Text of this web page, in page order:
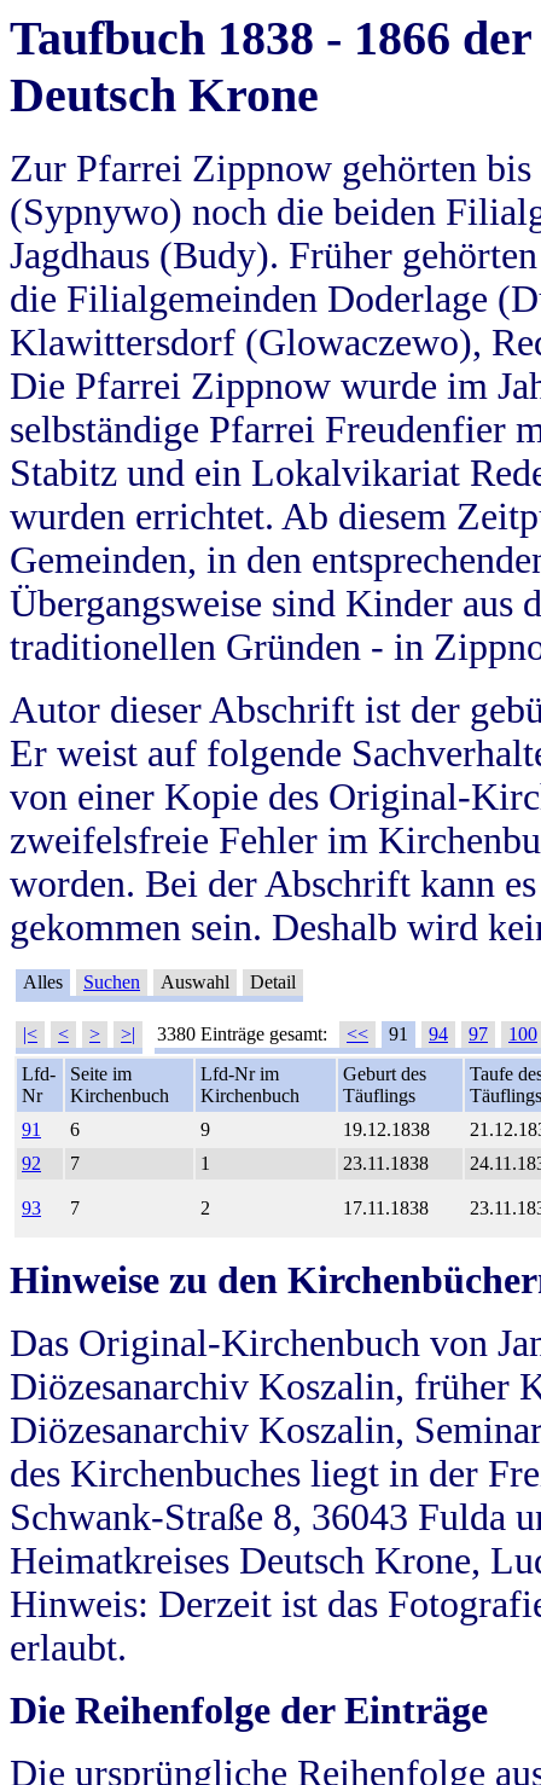
Taufbuch 1838 - 1866
Deutsch Krone
Zur Pfarrei Zippnow gehörten
(Sypnywo) noch die beiden
Jagdhaus (Budy). Früher
die Filialgemeinden Doderlage
Klawittersdorf (Glowaczewo),
Die Pfarrei Zippnow wurde im
selbständige Pfarrei Freudenfier
Stabitz und ein Lokalvikariat
wurden errichtet. Ab diesem
Gemeinden, in den
Übergangsweise sind Kinder aus
traditionellen Gründen - in
Autor dieser Abschrift ist der
Er weist auf folgende
von einer Kopie des Original-
zweifelsfreie Fehler im
worden. Bei der Abschrift kann
gekommen sein. Deshalb wird
Alles Suchen Auswahl Detail
|< < > >| 3380 Einträge gesamt: << 91 94 97
100
Lfd-
Nr
Seite im
Kirchenbuch
Lfd-Nr im
Kirchenbuch
Geburt des
Täuflings
Taufe
Täuflings
91
6 9 19.12.1838
92
7 1 23.11.1838
93 7 2 17.11.1838
Hinweise zu den
Das Original-Kirchenbuch von
Diözesanarchiv Koszalin, früher
Diözesanarchiv Koszalin,
des Kirchenbuches liegt in der
Schwank-Straße 8, 36043 Fulda
Heimatkreises Deutsch Krone,
Hinweis: Derzeit ist das
erlaubt.
Die Reihenfolge der Einträge
Die ursprüngliche Reihenfolge